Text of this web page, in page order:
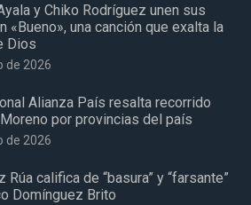
y Chiko Rodríguez unen sus
«Bueno», una canción que exalta la
Dios
de 2026
Alianza País resalta recorrido
por provincias del país
de 2026
Rúa califica de “basura” y “farsante”
Domínguez Brito